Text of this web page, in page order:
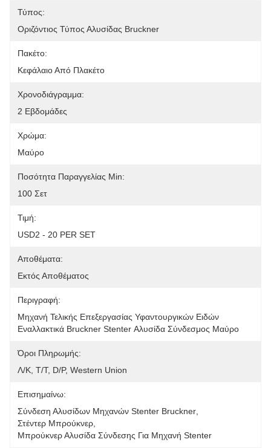
Τύπος:
Οριζόντιος Τύπος Αλυσίδας Bruckner
Πακέτο:
Κεφάλαιο Από Πλακέτο
Χρονοδιάγραμμα:
2 Εβδομάδες
Χρώμα:
Μαύρο
Ποσότητα Παραγγελίας Min:
100 Σετ
Τιμή:
USD2 - 20 PER SET
Αποθέματα:
Εκτός Αποθέματος
Περιγραφή:
Μηχανή Τελικής Επεξεργασίας Υφαντουργικών Ειδών
Εναλλακτικά Bruckner Stenter Αλυσίδα Σύνδεσμος Μαύρο
Όροι Πληρωμής:
Λ/Κ, T/T, D/P, Western Union
Επισημαίνω:
Σύνδεση Αλυσίδων Μηχανών Stenter Bruckner
Στέντερ Μπρούκνερ
Μπρούκνερ Αλυσίδα Σύνδεσης Για Μηχανή Stenter